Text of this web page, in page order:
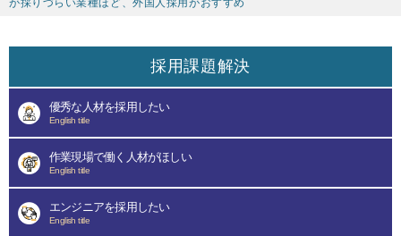
が採りづらい業種ほど、外国人採用がおすすめ
採用課題解決
優秀な人材を採用したい
English title
作業現場で働く人材がほしい
English title
エンジニアを採用したい
English title